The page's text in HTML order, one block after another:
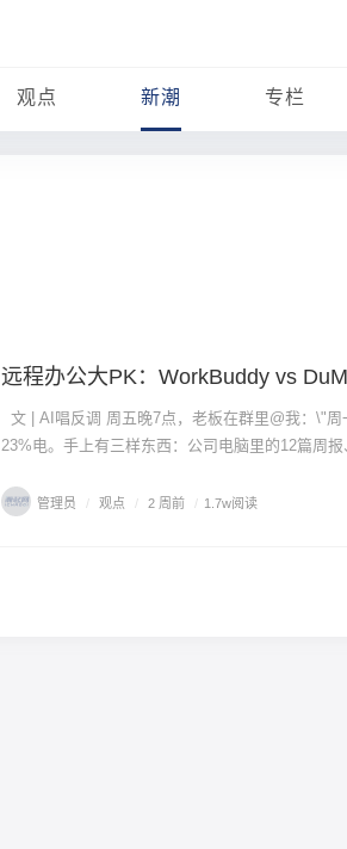
观点 新潮 专栏
观点
远程办公大PK：WorkBuddy vs
文 | AI唱反调 周五晚7点，老板在群里@我：\"
23%电。手上有三样东西：公司电脑里的12篇周
管理员 / 观点 / 2 周前 / 1.7w阅读